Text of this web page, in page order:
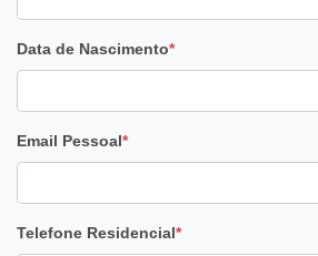
Data de Nascimento*
Email Pessoal*
Telefone Residencial*